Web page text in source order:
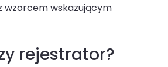
wzorcem wskazującym
rejestrator?